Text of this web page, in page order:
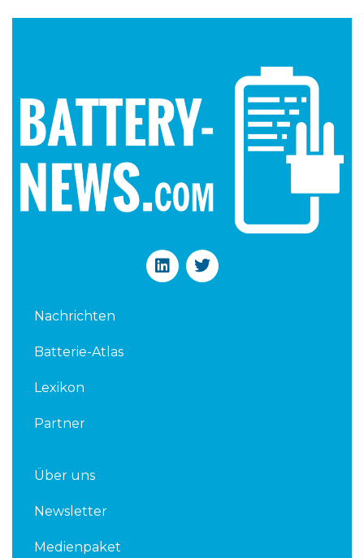
L
i
T
w
Nachrichten
Batterie-Atlas
Lexikon
Partner
Über uns
Newsletter
Medienpaket